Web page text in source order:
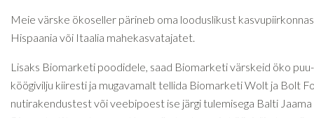
Meie värske ökoseller pärineb oma looduslikust
Hispaania või Itaalia mahekasvatajatet.
Lisaks Biomarketi poodidele, saad Biomarketi värskeid öko
köögivilju kiiresti ja mugavamalt tellida Biomarketi Wolt ja Bolt
nutirakendustest või veebipoest ise järgi tulemisega Balti Jaama